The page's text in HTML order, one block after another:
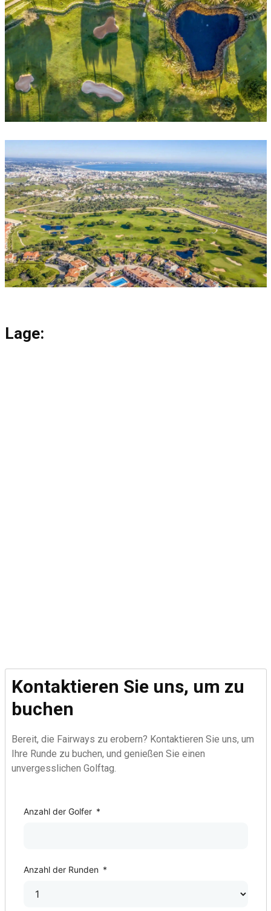
Lage:
Kontaktieren Sie uns, um zu
buchen
Bereit, die Fairways zu erobern? Kontaktieren Sie uns, um
Ihre Runde zu buchen, und genießen Sie einen
unvergesslichen Golftag.
Golf Course
Anzahl der Golfer *
Anzahl der Runden *